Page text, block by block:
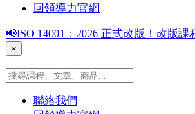
回領導力官網
📢ISO 14001：2026 正式改版！改版
×
聯絡我們